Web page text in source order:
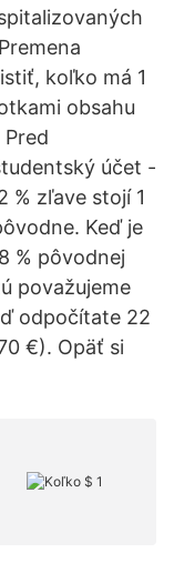
koľko má 1
obsahu
účet -
% zľave stojí 1
Keď je
% pôvodnej
považujeme
odpočítate 22
€). Opäť si